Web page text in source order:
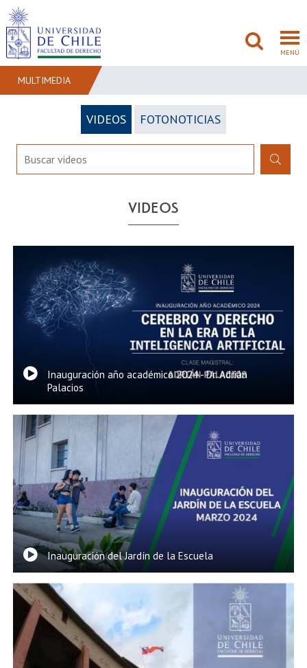
MENÚ
FACULTAD
ADMISIÓN
INVESTIGACIÓN
BIBLIOTECAS
EXTENSIÓN
Académicos Estudiantes
Egresados Funcionarios
MULTIMEDIA
VIDEOS FOTONOTICIAS
VIDEOS
Inauguración año académico 2024 - Dr. Adrián
Palacios
Inauguración del Jardín de la Escuela